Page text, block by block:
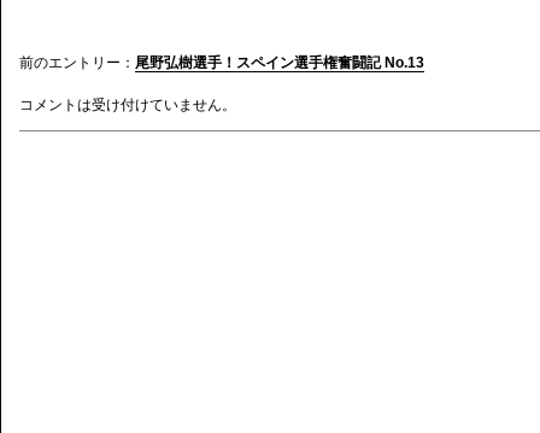
前のエントリー： 尾野弘樹選手！スペイン選手権奮闘記 No.13
コメントは受け付けていません。